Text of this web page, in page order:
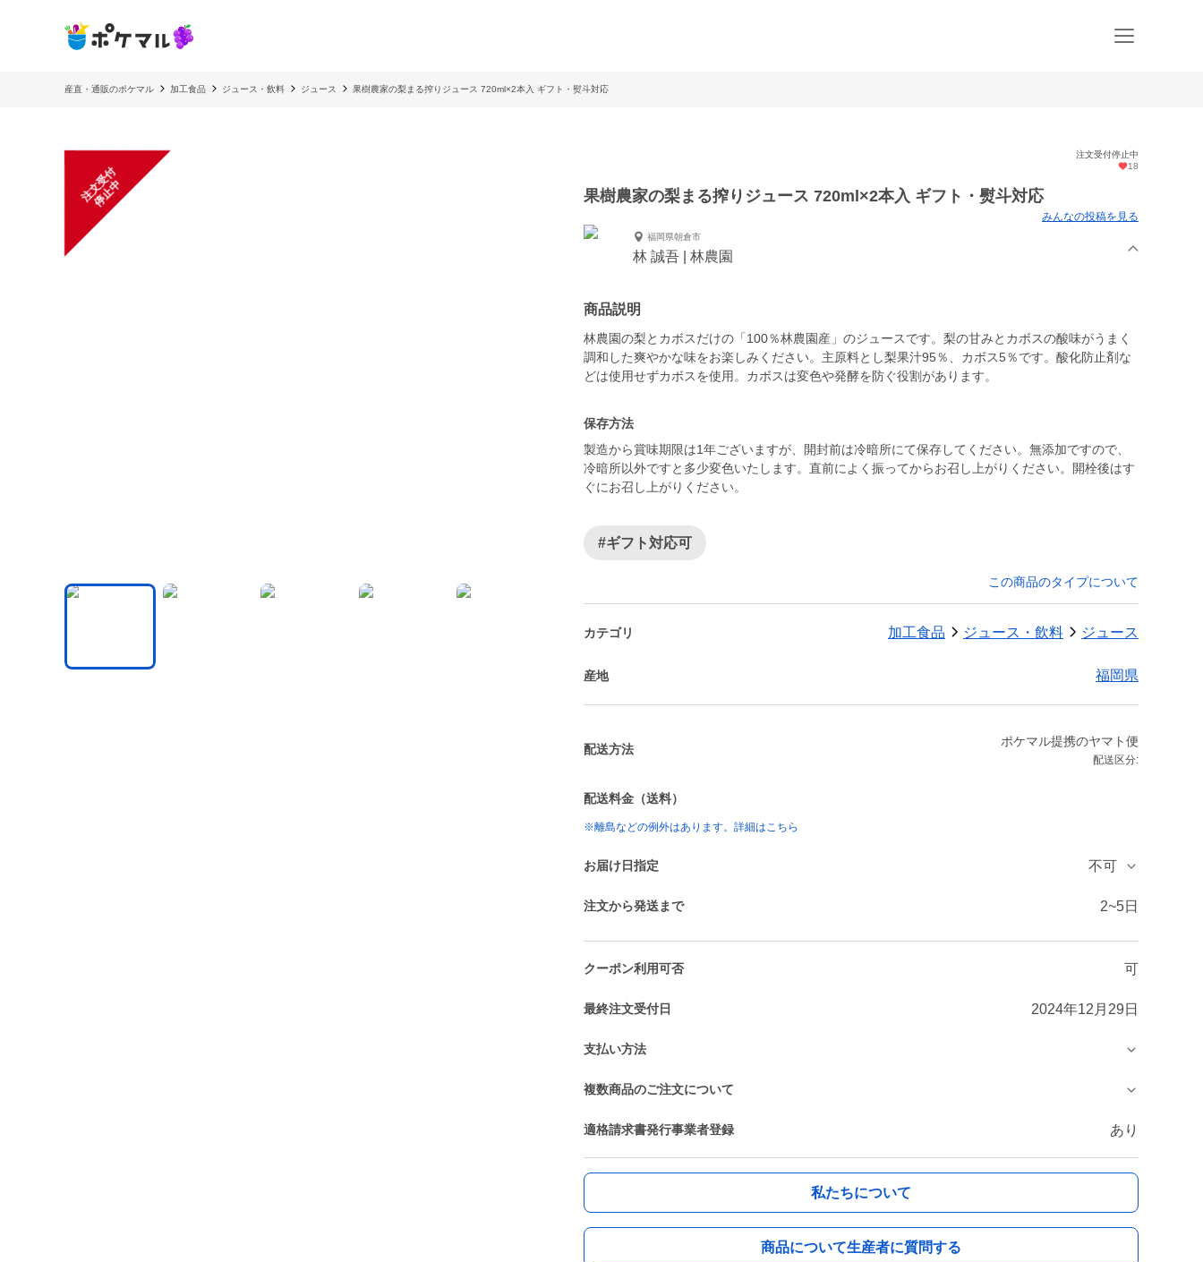
産直・通販のポケマル 加工食品 ジュース・飲料 ジュース 果樹農家の梨まる搾りジュース 720ml×2本入 ギフト・熨斗対応
注
文
受
付
停
止
中
注文受付停止中
18
果樹農家の梨まる搾りジュース 720ml×2本入 ギフト・熨斗対応
みんなの投稿を見る
福岡県朝倉市
林 誠吾 | 林農園
商品説明
林農園の梨とカボスだけの「100％林農園産」のジュースです。梨の甘みとカボスの酸味がうまく
調和した爽やかな味をお楽しみください。主原料とし梨果汁95％、カボス5％です。酸化防止剤な
どは使用せずカボスを使用。カボスは変色や発酵を防ぐ役割があります。
保存方法
製造から賞味期限は1年ございますが、開封前は冷暗所にて保存してください。無添加ですので、
冷暗所以外ですと多少変色いたします。直前によく振ってからお召し上がりください。開栓後はす
ぐにお召し上がりください。
#ギフト対応可
この商品のタイプについて
カテゴリ 加工食品 ジュース・飲料 ジュース
産地 福岡県
配送方法
ポケマル提携のヤマト便
配送区分:
配送料金（送料）
※離島などの例外はあります。詳細はこちら
お届け日指定 不可
注文から発送まで 2~5日
クーポン利用可否 可
最終注文受付日 2024年12月29日
支払い方法
複数商品のご注文について
適格請求書発行事業者登録 あり
私たちについて
商品について生産者に質問する